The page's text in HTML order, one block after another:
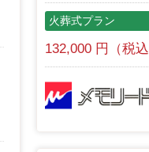
火葬式プラン
132,000 円（税